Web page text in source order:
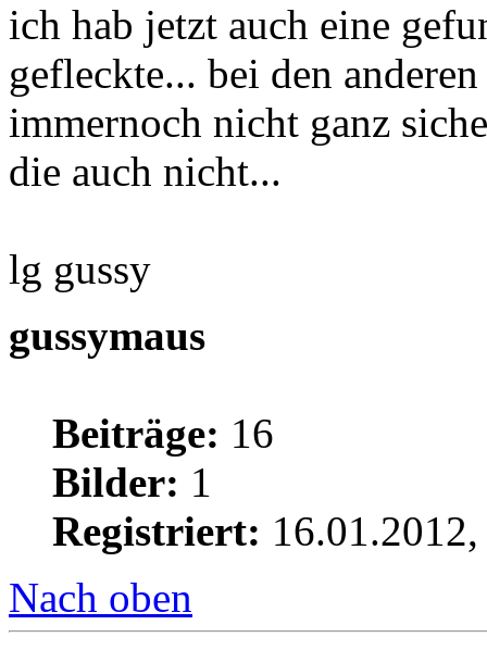
ich hab jetzt auch eine
gefleckte... bei den
immernoch nicht ganz
die auch nicht...
lg gussy
gussymaus
Beiträge: 16
Bilder: 1
Registriert:
Nach oben